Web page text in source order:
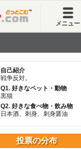
メニュー
自己紹介
戦争反対。
Q1. 好きなペット・動物
黒猫
Q2. 好きな食べ物・飲み物
日本酒、刺身、刺身醤油
投票の分布